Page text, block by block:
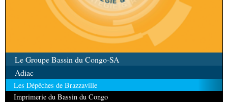
Le Groupe Bassin du Congo-SA
Adiac
Les Dépêches de Brazzaville
Imprimerie du Bassin du Congo